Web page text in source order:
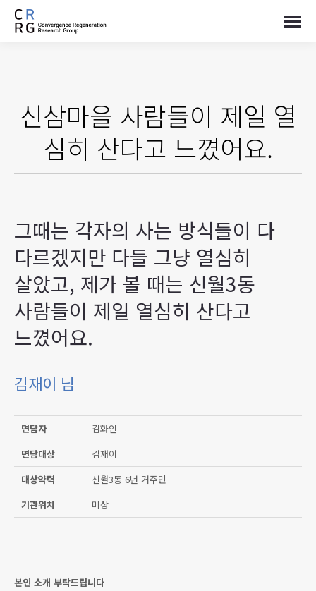
신삼마을 사람들이 제일 열
심히 산다고 느꼈어요.
그때는 각자의 사는 방식들이 다
다르겠지만 다들 그냥 열심히
살았고, 제가 볼 때는 신월3동
사람들이 제일 열심히 산다고
느꼈어요.
김재이 님
면담자
김화인
면담대상
김재이
대상약력
신월3동 6년 거주민
기관위치
미상
본인 소개 부탁드립니다